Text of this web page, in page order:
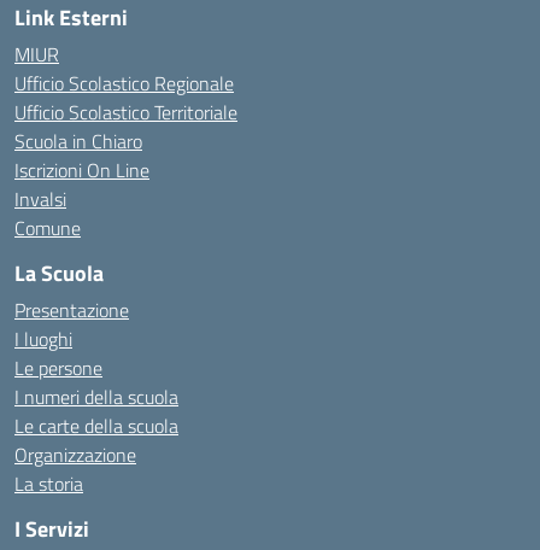
Link Esterni
MIUR
Ufficio Scolastico Regionale
Ufficio Scolastico Territoriale
Scuola in Chiaro
Iscrizioni On Line
Invalsi
Comune
La Scuola
Presentazione
I luoghi
Le persone
I numeri della scuola
Le carte della scuola
Organizzazione
La storia
I Servizi